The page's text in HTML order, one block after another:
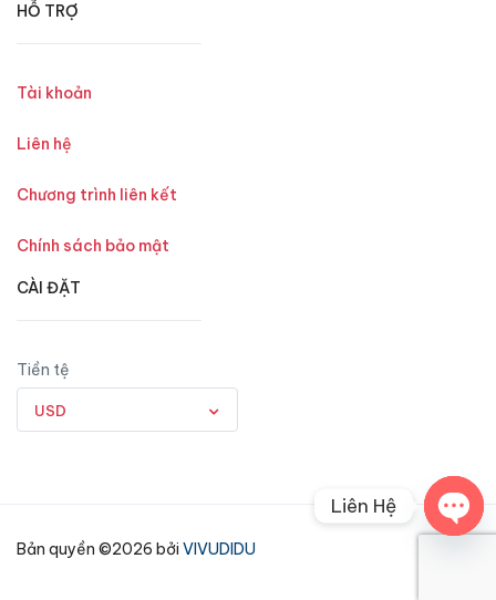
HỖ TRỢ
Tài khoản
Liên hệ
Chương trình liên kết
Chính sách bảo mật
CÀI ĐẶT
Tiền tệ
USD
Bản quyền ©2026 bởi VIVUDIDU
Liên Hệ